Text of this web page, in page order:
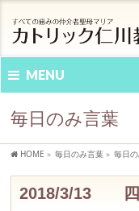
MENU
毎日のみ言葉
HOME » 毎日のみ言葉 » 毎日
2018/3/13 四